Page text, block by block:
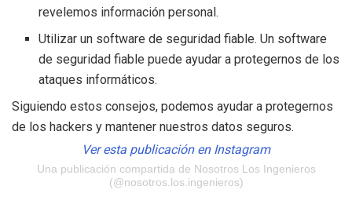
revelemos información personal.
Utilizar un software de seguridad fiable. Un software
de seguridad fiable puede ayudar a protegernos de los
ataques informáticos.
Siguiendo estos consejos, podemos ayudar a protegernos
de los hackers y mantener nuestros datos seguros.
Ver esta publicación en Instagram
Una publicación compartida de Nosotros Los Ingenieros
(@nosotros.los.ingenieros)